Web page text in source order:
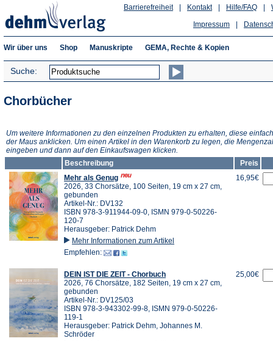
Hilfe/FAQ
Kontakt
Barrierefreiheit
Impressum
Wir über uns Shop Manuskripte GEMA, Rechte & Kopien
Suche:
Chorbücher
Um weitere Informationen zu den einzelnen Produkten zu erhalten, diese
der Maus anklicken. Um einen Artikel in den Warenkorb zu legen, die
eingeben und dann auf den Einkaufswagen klicken.
Beschreibung
Preis
Mehr als Genug
2026, 33 Chorsätze, 100 Seiten, 19 cm x 27 cm,
gebunden
Artikel-Nr.: DV132
ISBN 978-3-911944-09-0, ISMN 979-0-50226-
120-7
Herausgeber: Patrick Dehm
Mehr Informationen zum Artikel
Empfehlen:
16,95€
DEIN IST DIE ZEIT - Chorbuch
2026, 76 Chorsätze, 182 Seiten, 19 cm x 27 cm,
gebunden
Artikel-Nr.: DV125/03
ISBN 978-3-943302-99-8, ISMN 979-0-50226-
119-1
Herausgeber: Patrick Dehm, Johannes M.
Schröder
25,00€